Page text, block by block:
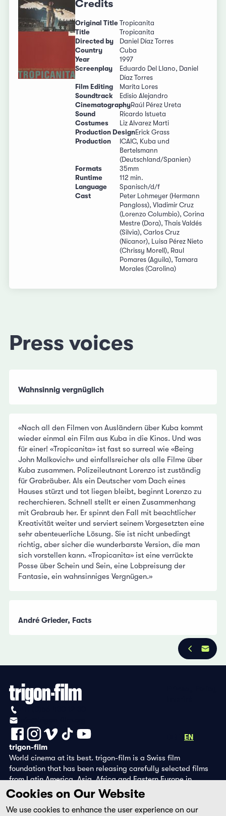
Credits
Original Title Tropicanita
Title
Tropicanita
Directed by
Daniel Díaz Torres
Country
Cuba
Year
1997
Screenplay
Eduardo Del Llano, Daniel
Díaz Torres
Film Editing
Maríta Lores
Soundtrack
Edisio Alejandro
CinematographyRaúl Pérez Ureta
Sound
Ricardo Istueta
Costumes
Liz Alvarez Marti
Production DesignErick Grass
Production
ICAIC, Kuba und
Bertelsmann
(Deutschland/Spanien)
Formats
35mm
Runtime
112 min.
Language
Spanisch/d/f
Cast
Peter Lohmeyer (Hermann
Pangloss), Vladimir Cruz
(Lorenzo Columbio), Corina
Mestre (Dora), Thais Valdés
(Silvia), Carlos Cruz
(Nicanor), Luisa Pérez Nieto
(Chrissy Morell), Raul
Pomares (Aguila), Tamara
Morales (Carolina)
Press voices
Wahnsinnig vergnüglich
«Nach all den Filmen von Ausländern über Kuba kommt
wieder einmal ein Film aus Kuba in die Kinos. Und was
für einer! «Tropicanita» ist fast so surreal wie «Being
John Malkovich» und einfallsreicher als alle Filme über
Kuba zusammen. Polizeileutnant Lorenzo ist zuständig
für Grabräuber. Als ein Deutscher vom Dach eines
Hauses stürzt und tot liegen bleibt, beginnt Lorenzo zu
recherchieren. Schnell stellt er einen Zusammenhang
mit Grabraub her. Er spinnt den Fall mit beachtlicher
Kreativität weiter und serviert seinem Vorgesetzten eine
sehr abenteuerliche Lösung. Sie ist nicht unbedingt
richtig, aber sicher die wunderbarste Version, die man
sich vorstellen kann. «Tropicanita» ist eine verrückte
Posse über Schein und Sein, eine Lobpreisung der
Fantasie, ein wahnsinniges Vergnügen.»
André Grieder, Facts
EN
trigon-film
World cinema at its best. trigon-film is a Swiss film
foundation that has been releasing carefully selected films
from Latin America, Asia, Africa and Eastern Europe in
cinemas since 1988 and operates its own DVD edition and the
streaming platform filmingo.
Cookies on Our Website
We use cookies to enhance the user experience on our